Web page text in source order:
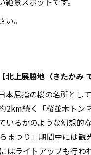
。
北上展勝地（きたかみ
本屈指の桜の名所とし
2km続く「桜並木ト
いるかのような幻想的
まつり」期間中には
はライトアップも行